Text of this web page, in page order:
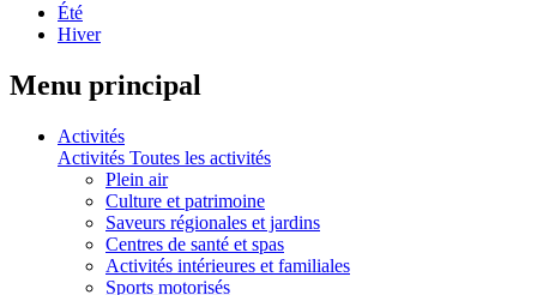
Été
Hiver
Menu principal
Activités
Activités Toutes les activités
Plein air
Culture et patrimoine
Saveurs régionales et jardins
Centres de santé et spas
Activités intérieures et familiales
Sports motorisés